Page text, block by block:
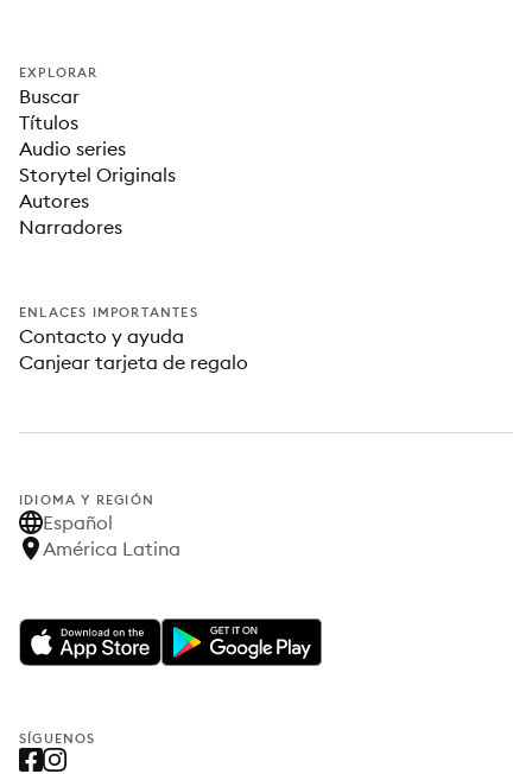
EXPLORAR
Buscar
Títulos
Audio series
Storytel Originals
Autores
Narradores
ENLACES IMPORTANTES
Contacto y ayuda
Canjear tarjeta de regalo
IDIOMA Y REGIÓN
Español
América Latina
SÍGUENOS